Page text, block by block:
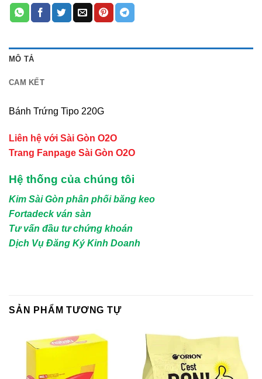
MÔ TẢ
CAM KẾT
Bánh Trứng Tipo 220G
Liên hệ với Sài Gòn O2O
Trang Fanpage Sài Gòn O2O
Hệ thống của chúng tôi
Kim Sài Gòn phân phối băng keo
Fortadeck ván sàn
Tư vấn đầu tư chứng khoán
Dịch Vụ Đăng Ký Kinh Doanh
SẢN PHẨM TƯƠNG TỰ